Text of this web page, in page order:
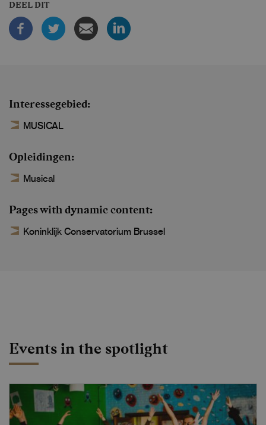
DEEL DIT
Interessegebied
MUSICAL
Opleidingen
Musical
Pages with dynamic content
Koninklijk Conservatorium Brussel
Events in the spotlight